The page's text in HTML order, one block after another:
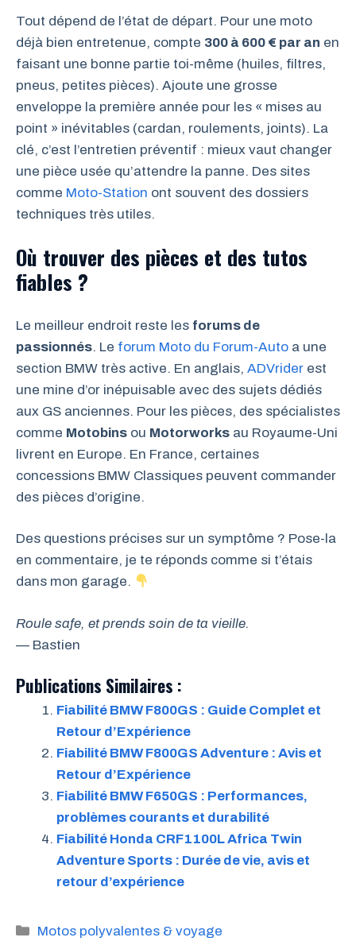
Tout dépend de l’état de départ. Pour une moto
déjà bien entretenue, compte 300 à 600 € par an en
faisant une bonne partie toi-même (huiles, filtres,
pneus, petites pièces). Ajoute une grosse
enveloppe la première année pour les « mises au
point » inévitables (cardan, roulements, joints). La
clé, c’est l’entretien préventif : mieux vaut changer
une pièce usée qu’attendre la panne. Des sites
comme Moto-Station ont souvent des dossiers
techniques très utiles.
Où trouver des pièces et des tutos
fiables ?
Le meilleur endroit reste les forums de
passionnés. Le forum Moto du Forum-Auto a une
section BMW très active. En anglais, ADVrider est
une mine d’or inépuisable avec des sujets dédiés
aux GS anciennes. Pour les pièces, des spécialistes
comme Motobins ou Motorworks au Royaume-Uni
livrent en Europe. En France, certaines
concessions BMW Classiques peuvent commander
des pièces d’origine.
Des questions précises sur un symptôme ? Pose-la
en commentaire, je te réponds comme si t’étais
dans mon garage.
Roule safe, et prends soin de ta vieille.
— Bastien
Publications Similaires :
Fiabilité BMW F800GS : Guide Complet et
Retour d’Expérience
Fiabilité BMW F800GS Adventure : Avis et
Retour d’Expérience
Fiabilité BMW F650GS : Performances,
problèmes courants et durabilité
Fiabilité Honda CRF1100L Africa Twin
Adventure Sports : Durée de vie, avis et
retour d’expérience
Catégories
Motos polyvalentes & voyage